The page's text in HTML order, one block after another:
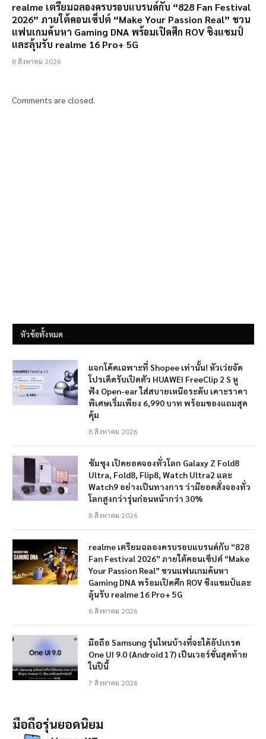
realme เตรียมฉลองครบรอบแบรนด์กับ “828 Fan Festival
2026” ภายใต้คอนเซ็ปต์ “Make Your Passion Real” ชวน
แฟนเกมค้นหา Gaming DNA พร้อมเปิดศึก ROV ชิงแชมป์
และลุ้นรับ realme 16 Pro+ 5G
8 สิงหาคม 2026
Comments are closed.
หัวข้อทั้งหมด
แจกโค้ดเฉพาะที่ Shopee เท่านั้น! หัวเว่ยจัด
โปรเด็ดรับเปิดตัว HUAWEI FreeClip 2 S หู
ฟัง Open-ear ใส่สบายเหนือระดับ เคาะราคา
พิเศษเริ่มเพียง 6,990 บาท พร้อมของแถมสุด
คุ้ม
8 สิงหาคม 2026
ซัมซุง เปิดยอดจองทั่วโลก Galaxy Z Fold8
Ultra, Fold8, Flip8, Watch Ultra2 และ
Watch9 อย่างเป็นทางการ ว่ามียอดสั่งจองทั่ว
โลกสูงกว่ารุ่นก่อนหน้ากว่า 30%
8 สิงหาคม 2026
realme เตรียมฉลองครบรอบแบรนด์กับ “828
Fan Festival 2026” ภายใต้คอนเซ็ปต์ “Make
Your Passion Real” ชวนแฟนเกมค้นหา
Gaming DNA พร้อมเปิดศึก ROV ชิงแชมป์และ
ลุ้นรับ realme 16 Pro+ 5G
8 สิงหาคม 2026
มือถือ Samsung รุ่นไหนบ้างที่จะได้อัปเกรด
One UI 9.0 (Android 17) เป็นเวอร์ชั่นสุดท้าย
ในปีนี้
7 สิงหาคม 2026
มือถือรุ่นยอดนิยม